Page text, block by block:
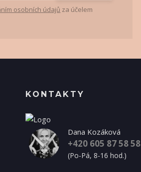
osobních údajů za účelem
KONTAKTY
Dana Kozáková
+420 605 87 58 58
(Po-Pá, 8-16 hod.)